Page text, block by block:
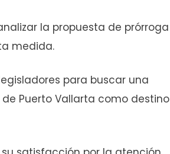
la propuesta de prórroga
medida.
para buscar una
Puerto Vallarta como destino